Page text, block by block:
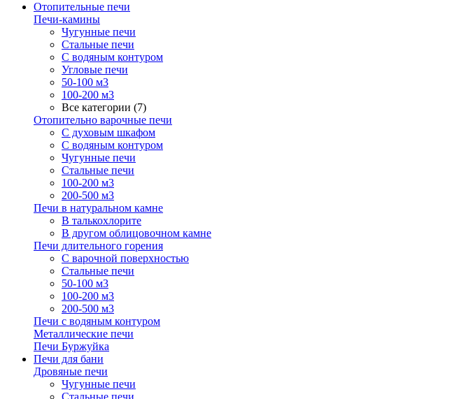
Отопительные печи
Печи-камины
Чугунные печи
Стальные печи
С водяным контуром
Угловые печи
50-100 м3
100-200 м3
Все категории (7)
Отопительно варочные печи
С духовым шкафом
С водяным контуром
Чугунные печи
Стальные печи
100-200 м3
200-500 м3
Печи в натуральном камне
В талькохлорите
В другом облицовочном камне
Печи длительного горения
С варочной поверхностью
Стальные печи
50-100 м3
100-200 м3
200-500 м3
Печи с водяным контуром
Металлические печи
Печи Буржуйка
Печи для бани
Дровяные печи
Чугунные печи
Стальные печи